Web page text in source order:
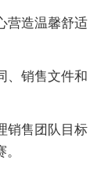
造温馨舒适
销售文件和
售团队目标